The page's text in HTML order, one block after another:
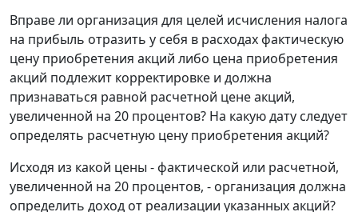
Вправе ли организация для целей исчисления налога
на прибыль отразить у себя в расходах фактическую
цену приобретения акций либо цена приобретения
акций подлежит корректировке и должна
признаваться равной расчетной цене акций,
увеличенной на 20 процентов? На какую дату следует
определять расчетную цену приобретения акций?
Исходя из какой цены - фактической или расчетной,
увеличенной на 20 процентов, - организация должна
определить доход от реализации указанных акций?